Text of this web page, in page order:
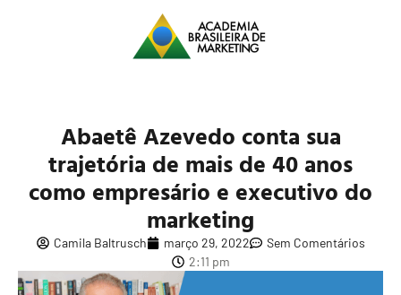
Abaetê Azevedo conta sua
trajetória de mais de 40 anos
como empresário e executivo do
marketing
Camila Baltrusch março 29, 2022
Sem Comentários
2:11 pm